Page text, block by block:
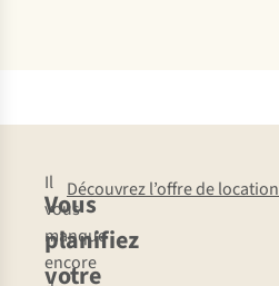
Vous
planifiez
votre
Il
vous
manque
encore
Découvrez l’offre de location